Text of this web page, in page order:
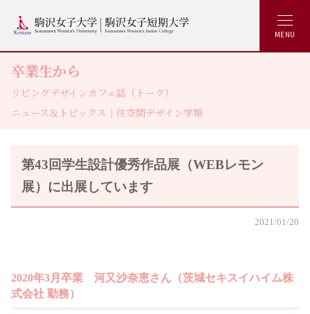
MENU
卒業生から
リビングデザインカフェ話（トーク）
ニュース＆トピックス｜住空間デザイン学類
第43回学生設計優秀作品展（WEBレモン
展）に出展しています
2021/01/20
2020年3月卒業 河又沙奈恵さん（茨城セキスイハイム株
式会社 勤務）